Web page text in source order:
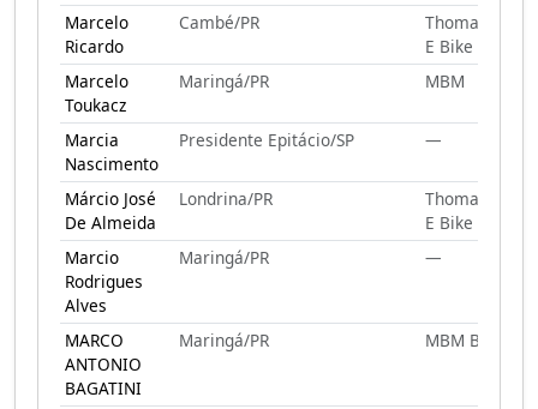
Marcelo
Ricardo
Cambé/PR
Thomas Skate
E Bike
Marcelo
Toukacz
Maringá/PR MBM
Marcia
Nascimento
Presidente Epitácio/SP —
Márcio José
De Almeida
Londrina/PR
Thomas Skate
E Bike
Marcio
Rodrigues
Alves
Maringá/PR —
MARCO
ANTONIO
BAGATINI
Maringá/PR MBM Bike